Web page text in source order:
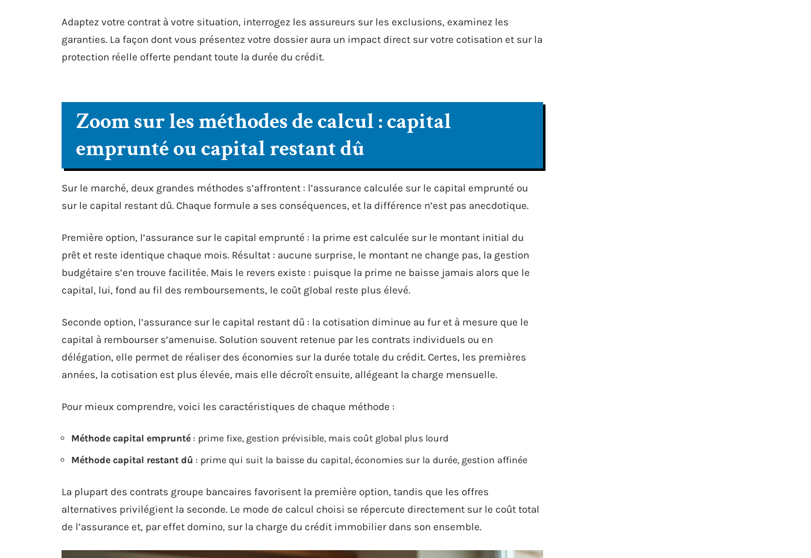
Adaptez votre contrat à votre situation, interrogez les assureurs sur les exclusions, examinez les
garanties. La façon dont vous présentez votre dossier aura un impact direct sur votre cotisation et sur la
protection réelle offerte pendant toute la durée du crédit.
Zoom sur les méthodes de calcul : capital
emprunté ou capital restant dû
Sur le marché, deux grandes méthodes s’affrontent : l’assurance calculée sur le capital emprunté ou
sur le capital restant dû. Chaque formule a ses conséquences, et la différence n’est pas anecdotique.
Première option, l’assurance sur le capital emprunté : la prime est calculée sur le montant initial du
prêt et reste identique chaque mois. Résultat : aucune surprise, le montant ne change pas, la gestion
budgétaire s’en trouve facilitée. Mais le revers existe : puisque la prime ne baisse jamais alors que le
capital, lui, fond au fil des remboursements, le coût global reste plus élevé.
Seconde option, l’assurance sur le capital restant dû : la cotisation diminue au fur et à mesure que le
capital à rembourser s’amenuise. Solution souvent retenue par les contrats individuels ou en
délégation, elle permet de réaliser des économies sur la durée totale du crédit. Certes, les premières
années, la cotisation est plus élevée, mais elle décroît ensuite, allégeant la charge mensuelle.
Pour mieux comprendre, voici les caractéristiques de chaque méthode :
Méthode capital emprunté : prime fixe, gestion prévisible, mais coût global plus lourd
Méthode capital restant dû : prime qui suit la baisse du capital, économies sur la durée, gestion affinée
La plupart des contrats groupe bancaires favorisent la première option, tandis que les offres
alternatives privilégient la seconde. Le mode de calcul choisi se répercute directement sur le coût total
de l’assurance et, par effet domino, sur la charge du crédit immobilier dans son ensemble.